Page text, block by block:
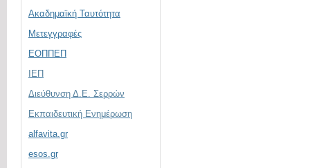
Ακαδημαϊκή Ταυτότητα
Μετεγγραφές
ΕΟΠΠΕΠ
ΙΕΠ
Διεύθυνση Δ.Ε. Σερρών
Εκπαιδευτική Ενημέρωση
alfavita.gr
esos.gr